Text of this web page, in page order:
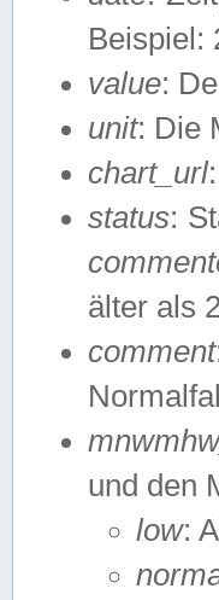
Beispiel:
value:
unit: Die
chart_url
status:
älter als
comment
und den
low: